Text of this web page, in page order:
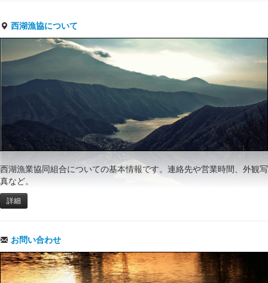
西湖漁協について
西湖漁業協同組合についての基本情報です。連絡先や営業時間、外観写
真など。
詳細
お問い合わせ